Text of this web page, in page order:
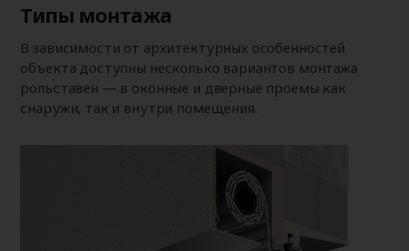
Типы монтажа
В зависимости от архитектурных особенностей
объекта доступны несколько вариантов монтажа
рольставен — в оконные и дверные проемы как
снаружи, так и внутри помещения.